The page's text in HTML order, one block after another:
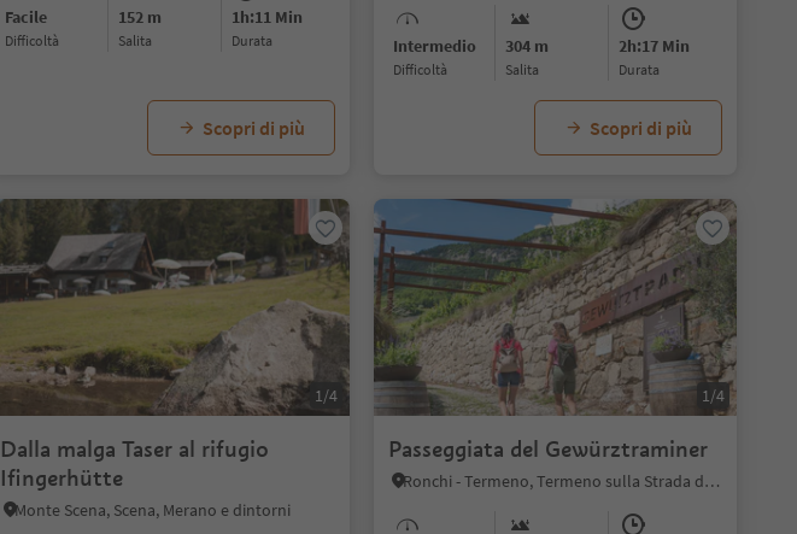
Facile
Difficoltà
152 m
Salita
1h:11 Min
durata
Scopri di più
Intermedio
Difficoltà
304 m
Salita
2h:17 Min
durata
Scopri di più
1/4
Dalla malga Taser al rifugio
Ifingerhütte
Monte Scena, Scena, Merano e dintorni
1/4
Passeggiata del Gewürztraminer
Ronchi - Termeno, Termeno sulla Strada del Vino, Strada del Vino